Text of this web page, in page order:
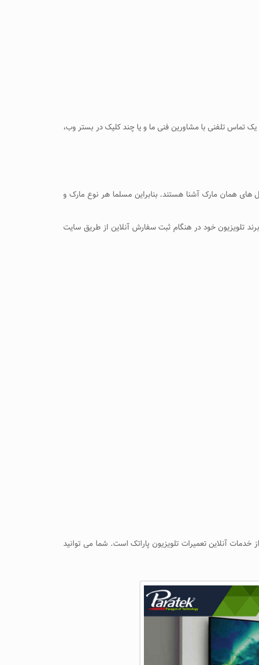
تماس تلفنی با مشاورین فنی ما و یا چند کلیک در بستر وب،
های همان مارک آشنا هستند. بنابراین مسلما هر نوع مارک و
تلویزیون خود در هنگام ثبت سفارش آنلاین از طریق سایت
آنلاین تعمیرات تلویزیون پاراتک است. شما می توانید